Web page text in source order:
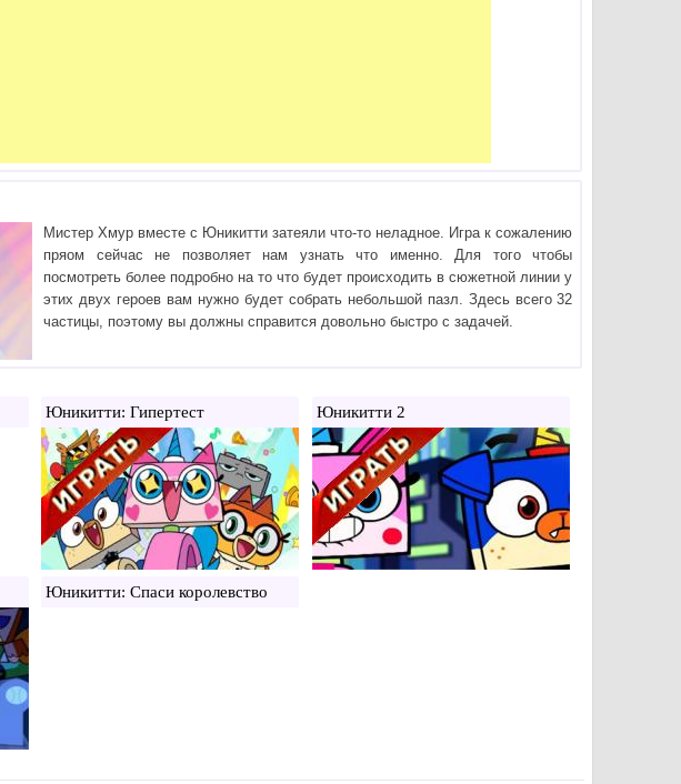
Мистер Хмур вместе с Юникитти затеяли что-то неладное. Игра к сожалению
пряом сейчас не позволяет нам узнать что именно. Для того чтобы
посмотреть более подробно на то что будет происходить в сюжетной линии у
этих двух героев вам нужно будет собрать небольшой пазл. Здесь всего 32
частицы, поэтому вы должны справится довольно быстро с задачей.
Юникитти: Гипертест Юникитти 2
Юникитти: Спаси королевство